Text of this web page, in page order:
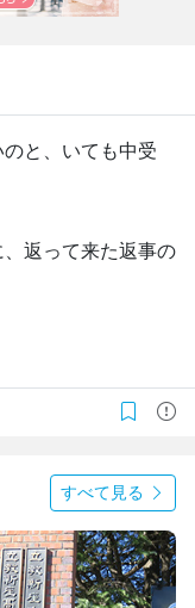
と、いても中受
返って来た返事の
すべて見る